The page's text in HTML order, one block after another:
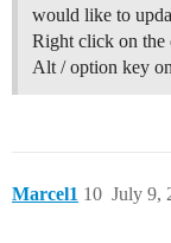
would like to
Right click on the
Alt / option key
Marcel1 July 9,
10